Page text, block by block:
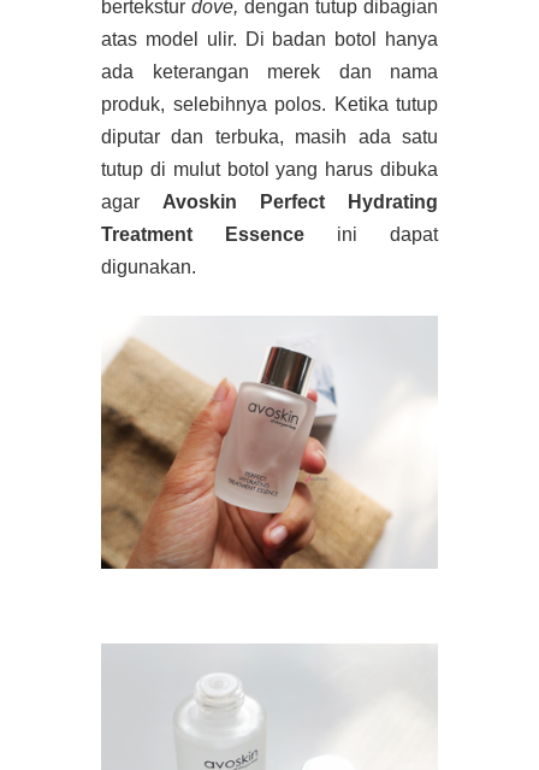
bertekstur dove, dengan tutup dibagian
atas model ulir. Di badan botol hanya
ada keterangan merek dan nama
produk, selebihnya polos. Ketika tutup
diputar dan terbuka, masih ada satu
tutup di mulut botol yang harus dibuka
agar Avoskin Perfect Hydrating
Treatment Essence ini dapat
digunakan.